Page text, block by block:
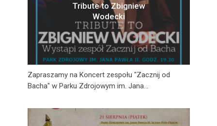
Tribute to Zbigniew
Wodecki
Zapraszamy na Koncert zespołu "Zacznij od
Bacha" w Parku Zdrojowym im. Jana...